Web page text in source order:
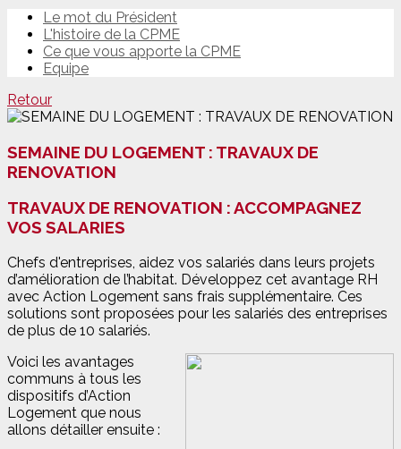
Le mot du Président
L'histoire de la CPME
Ce que vous apporte la CPME
Equipe
Retour
SEMAINE DU LOGEMENT : TRAVAUX DE
RENOVATION
TRAVAUX DE RENOVATION : ACCOMPAGNEZ
VOS SALARIES
Chefs d'entreprises, aidez vos salariés dans leurs projets
d’amélioration de l’habitat. Développez cet avantage RH
avec Action Logement sans frais supplémentaire. Ces
solutions sont proposées pour les salariés des entreprises
de plus de 10 salariés.
Voici les avantages
communs à tous les
dispositifs d’Action
Logement que nous
allons détailler ensuite :